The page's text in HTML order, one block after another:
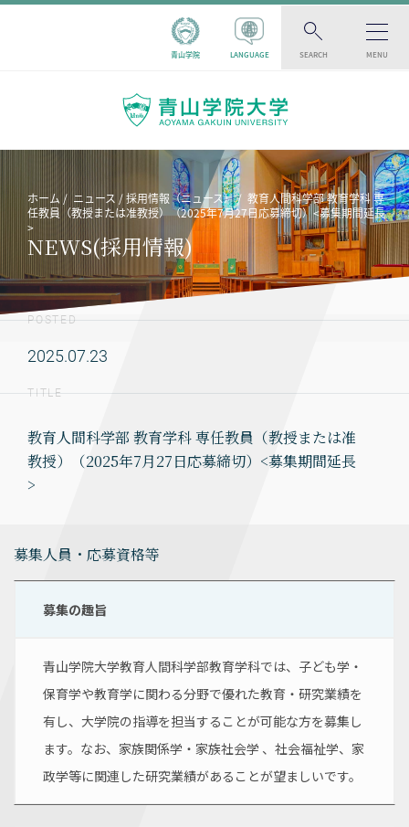
青山学院 LANGUAGE SEARCH MENU
ホーム ニュース 採用情報（ニュース）
教育人間科学部 教育学科 専
任教員（教授または准教授）（2025年7月27日応募締切）<募集期間延長
>
NEWS(採用情報)
POSTED
2025.07.23
TITLE
教育人間科学部 教育学科 専任教員（教授または准
教授）（2025年7月27日応募締切）<募集期間延長
>
募集人員・応募資格等
募集の趣旨
青山学院大学教育人間科学部教育学科では、子ども学・
保育学や教育学に関わる分野で優れた教育・研究業績を
有し、大学院の指導を担当することが可能な方を募集し
ます。なお、家族関係学・家族社会学 、社会福祉学、家
政学等に関連した研究業績があることが望ましいです。